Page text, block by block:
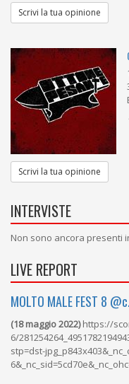
Scrivi la tua opinione
Scrivi la tua opinione
INTERVISTE
Non sono ancora presenti
LIVE REPORT
MOLTO MALE FEST 8
(18 maggio 2022)https://
6/
stp=dst-